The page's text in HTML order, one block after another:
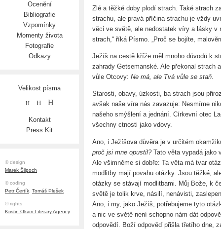
Ocenění
Bibliografie
Vzpomínky
Momenty života
Fotografie
Odkazy
Velikost písma
H H H
Kontakt
Press Kit
© design
Marek Šilpoch
© coding
Petr Čertík, Tomáš Plešek
© rights
Kristin Olson Literary Agency
Zlé a těžké doby plodí strach. Také strach
strachu, ale pravá příčina strachu je vždy
věci ve světě, ale nedostatek víry a lásky v
strach,“ říká Písmo. „Proč se bojíte,
Ježíš na cestě kříže měl mnoho důvodů k
zahrady Getsemanské. Ale překonal
vůle Otcovy: Ne má, ale Tvá vůle se staň
Starosti, obavy, úzkosti, ba strach jsou
avšak naše víra nás zavazuje: Nesmíme
našeho smýšlení a jednání. Církevní otec
všechny ctnosti jako vdovy.
Ano, i Ježíšova důvěra je v určitém
proč jsi mne opustil?Tato věta vypadá jako
Ale všimněme si dobře: Ta věta má tvar
modlitby mají povahu otázky. Jsou těžké,
otázky se stávají modlitbami. Můj Bože, k
světě je tolik krve, násilí, nenávisti,
Ano, i my, jako Ježíš, potřebujeme tyto
a nic ve světě není schopno nám dát
odpovědí. Boží odpověď přišla třetího dne,